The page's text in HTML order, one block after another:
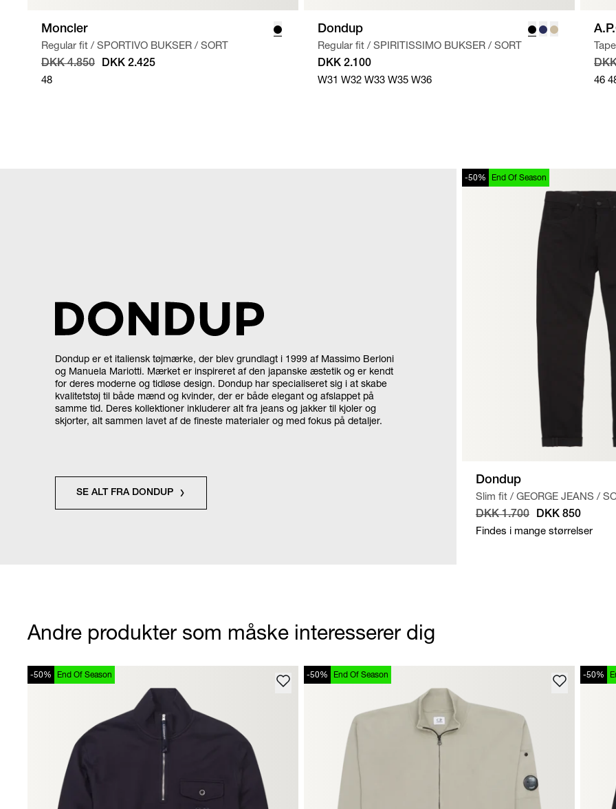
Moncler
Regular fit / SPORTIVO BUKSER / SORT
DKK 4.850 DKK 2.425
48
Dondup
Regular fit / SPIRITISSIMO BUKSER / SORT
DKK 2.100
W31 W32 W33 W35 W36 46
Dondup er et italiensk tøjmærke, der blev grundlagt i 1999 af Massimo Berloni
og Manuela Mariotti. Mærket er inspireret af den japanske æstetik og er kendt
for deres moderne og tidløse design. Dondup har specialiseret sig i at skabe
kvalitetstøj til både mænd og kvinder, der er både elegant og afslappet på
samme tid. Deres kollektioner inkluderer alt fra jeans og jakker til kjoler og
skjorter, alt sammen lavet af de fineste materialer og med fokus på detaljer.
SE ALT FRA DONDUP
-50% End Of Season
Dondup
Slim fit / GEORGE JEANS /
DKK 1.700 DKK 850
Findes i mange størrelser
Andre produkter som måske interesserer dig
-50% End Of Season -50% End Of Season -50%